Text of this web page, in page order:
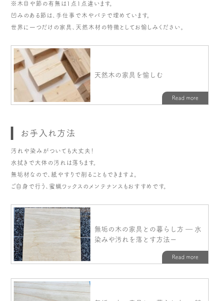
※木目や節の有無は1点1点違います。
凹みのある節は、手仕事で木やパテで埋めています。
世界に一つだけの家具、天然木材の特徴としてお愉しみください。
お手入れ方法
汚れや染みがついても大丈夫！
水拭きで大体の汚れは落ちます。
無垢材なので、紙やすりで削ることもできますよ。
ご自身で行う、蜜蝋ワックスのメンテナンスもおすすめです。